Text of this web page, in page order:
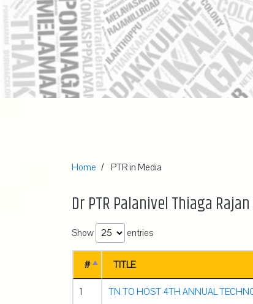
Home PTR in Media
Dr PTR Palanivel Thiaga
Show entries
# TITLE
1 TN TO HOST 4TH ANNUAL